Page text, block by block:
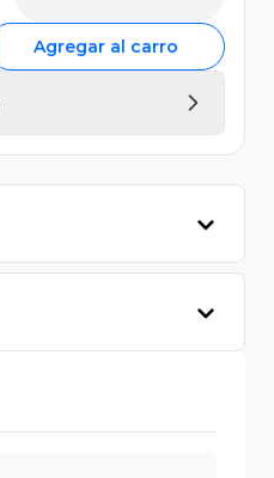
Agregar al carro